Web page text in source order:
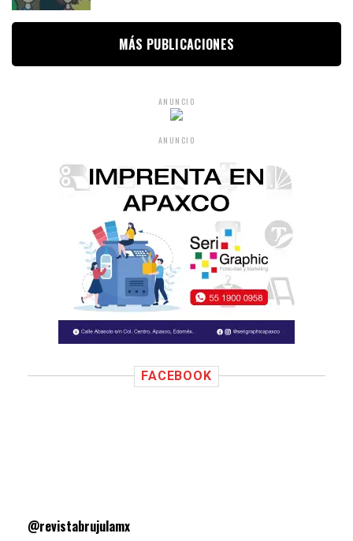
MÁS PUBLICACIONES
ANUNCIO
ANUNCIO
FACEBOOK
@revistabrujulamx